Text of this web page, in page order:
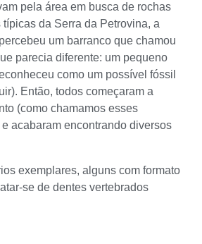
pela área em busca de rochas
da Serra da Petrovina, a
um barranco que chamou
parecia diferente: um pequeno
como um possível fóssil
Então, todos começaram a
(como chamamos esses
acabaram encontrando diversos
exemplares, alguns com formato
se de dentes vertebrados